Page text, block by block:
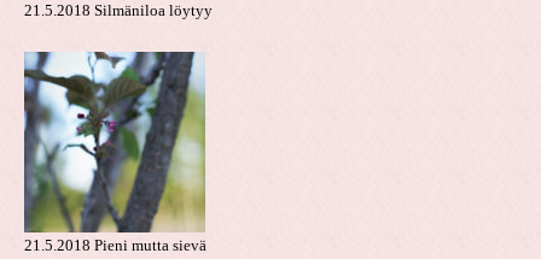
21.5.2018 Silmäniloa löytyy
21.5.2018 Pieni mutta sievä